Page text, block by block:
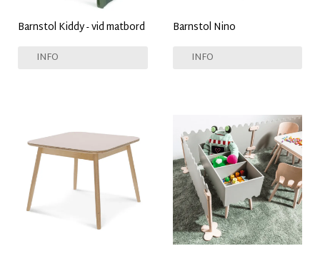
Barnstol Kiddy - vid matbord
INFO
Barnstol Nino
INFO